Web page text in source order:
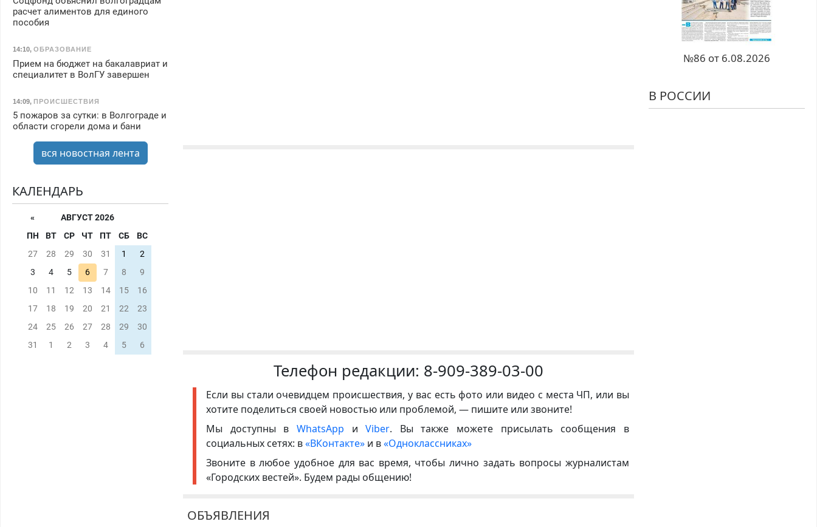
Телефон редакции: 8-909-389-03-00
Если вы стали очевидцем происшествия, у вас есть фото или видео с места ЧП, или вы
хотите поделиться своей новостью или проблемой, — пишите или звоните!
Мы доступны в WhatsApp иViber. Вы также можете присылать сообщения в
социальных сетях: в«ВКонтакте» и в«Одноклассниках»
Звоните в любое удобное для вас время, чтобы лично задать вопросы журналистам
«Городских вестей». Будем рады общению!
ОБЪЯВЛЕНИЯ
расчет алиментов для единого
пособия
14:10, ОБРАЗОВАНИЕ
Прием на бюджет на бакалавриат и
специалитет в ВолГУ завершен
14:09, ПРОИСШЕСТВИЯ
5 пожаров за сутки: в Волгограде и
области сгорели дома и бани
вся новостная лента
КАЛЕНДАРЬ
«
АВГУСТ 2026
ПН
ВТ СР ЧТ ПТ СБ
ВС
27
28 29 30 31 1
2
3
4 5 6 7 8
9
10
11 12 13 14 15
16
17
18 19 20 21 22
23
24
25 26 27 28 29
30
31
1 2 3 4 5 6
№86 от 6.08.2026
В РОССИИ